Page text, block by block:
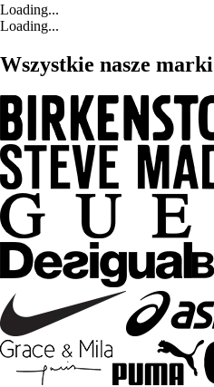
Loading...
Loading...
Wszystkie nasze marki